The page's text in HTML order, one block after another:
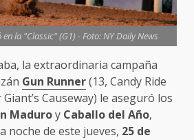
la "Classic" (G1) - Foto: NY Daily News
la extraordinaria campaña
Gun Runner(13, Candy Ride
Causeway) le aseguró los
Maduroy Caballo del Año,
noche de este jueves, 25 de